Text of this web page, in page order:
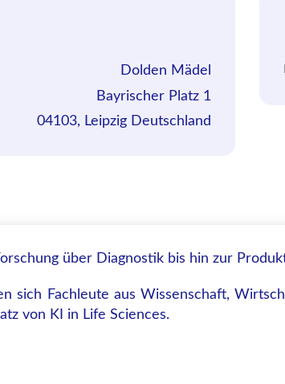
Dolden Mädel
Bayrischer Platz 1
04103, Leipzig Deutschland
über Diagnostik bis hin zur
sich Fachleute aus Wissenschaft,
von KI in Life Sciences.